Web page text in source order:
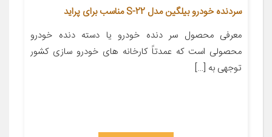
سردنده خودرو بیلگین مدل S-22 مناسب برای پراید
معرفی محصول سر دنده خودرو یا دسته دنده خودرو
محصولی است که عمدتاً کارخانه های خودرو سازی کشور
توجهی به […]